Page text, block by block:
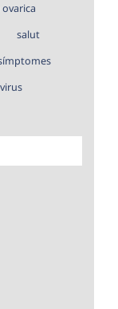
ovarica
salut
virus